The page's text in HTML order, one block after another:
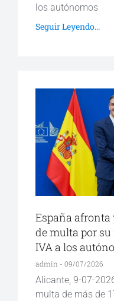
los autónomos
Seguir Leyendo...
España afronta
de multa por
IVA a los
admin 09/07/2026
Alicante, 9-07-
multa de más de